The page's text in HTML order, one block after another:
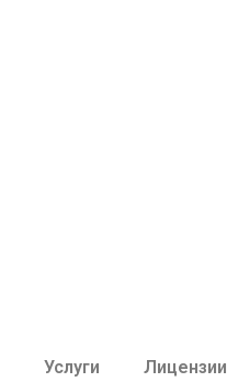
Услуги Лицензии